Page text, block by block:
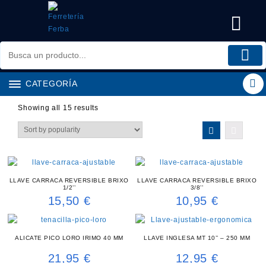
CATEGORÍA
Showing all 15 results
LLAVE CARRACA REVERSIBLE BRIXO
1/2’’
15,50 €
LLAVE CARRACA REVERSIBLE BRIXO
3/8’’
10,95 €
ALICATE PICO LORO IRIMO 40 MM
21,95 €
LLAVE INGLESA MT 10’’ – 250 MM
12,95 €